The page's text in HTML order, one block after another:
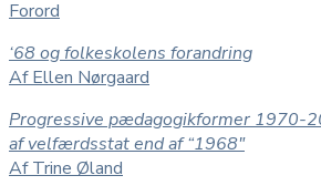
Forord
‘68 og folkeskolens forandring
Af Ellen Nørgaard
Progressive pædagogikformer 1970-
af velfærdsstat end af “1968″
Af Trine Øland